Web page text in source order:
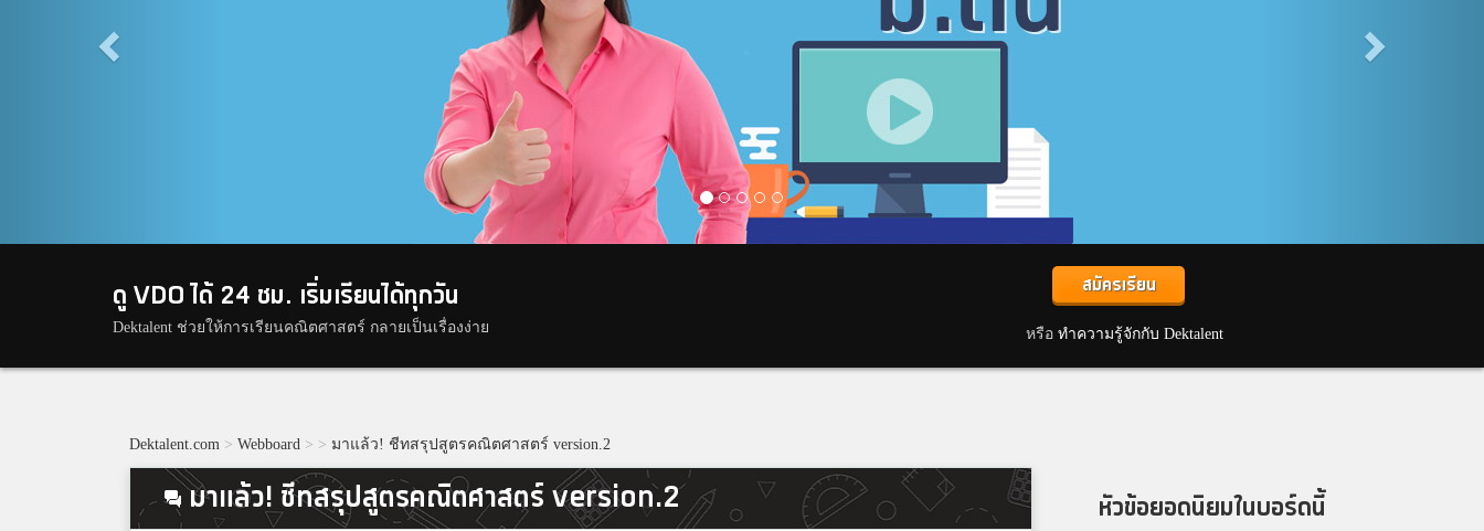
ดู VDO ได้ 24 ชม. เริ่มเรียนได้ทุกวัน
Dektalent ช่วยให้การเรียนคณิตศาสตร์ กลายเป็นเรื่องง่าย
สมัครเรียน
หรือ ทำความรู้จักกับ Dektalent
Dektalent.com > Webboard > > มาแล้ว! ชีทสรุปสูตรคณิตศาสตร์ version.2
มาแล้ว! ชีทสรุปสูตรคณิตศาสตร์ version.2 หัวข้อยอดนิยมในบอร์ดนี้